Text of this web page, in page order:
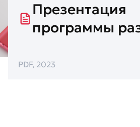
Презентация
программы
PDF, 2023